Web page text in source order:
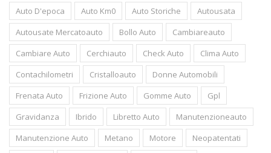
Auto D'epoca
Auto Km0 Auto Storiche
Autousata
Autousate Mercatoauto
Bollo Auto
Cambiareauto
Cambiare Auto
Cerchiauto Check Auto
Clima Auto
Contachilometri
Cristalloauto
Donne Automobili
Frenata Auto
Frizione Auto Gomme Auto
Gpl
Gravidanza
Ibrido Libretto Auto
Manutenzioneauto
Manutenzione Auto
Metano Motore
Neopatentati